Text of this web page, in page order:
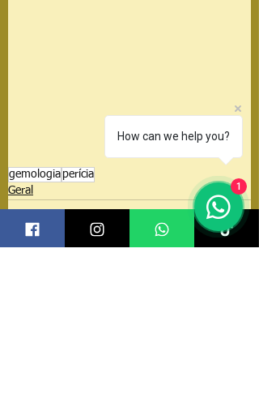
gemologia perícia
Geral
How can we help you?
1